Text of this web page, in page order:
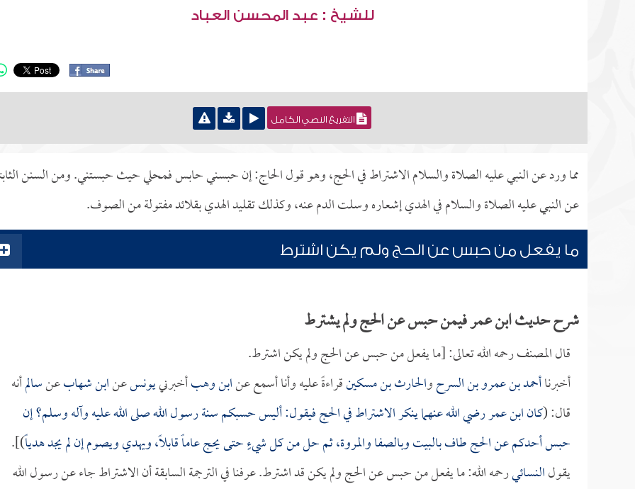
للشيخ : عبد المحسن العباد
التفريغ النصي الكامل
مما ورد عن النبي عليه الصلاة والسلام الاشتراط في الحج، وهو قول الحاج: إن حبسني حابس فمحلي حيث حبستني. ومن السنن
عن النبي عليه الصلاة والسلام في الهدي إشعاره وسلت الدم عنه، وكذلك تقليد الهدي بقلائد مفتولة من الصوف.
ما يفعل من حبس عن الحج ولم يكن اشترط
شرح حديث ابن عمر فيمن حبس عن الحج ولم يشترط
قال المصنف رحمه الله تعالى: [ما يفعل من حبس عن الحج ولم يكن اشترط.
أخبرناأحمد بن عمرو بن السرحوالحارث بن مسكينقراءةً عليه وأنا أسمع عنابن وهبأخبرنييونسعنابن شهابعنسالمأنه
قال: (كانابن عمررضي الله عنهما ينكر الاشتراط في الحج فيقول: أليس حسبكم سنة رسول الله صلى الله عليه وآله وسلم؟ إن
حبس أحدكم عن الحج طاف بالبيت وبالصفا والمروة، ثم حل من كل شيءٍ حتى يحج عاماً قابلاً، ويهدي ويصوم إن لم يجد هدياً)].
يقولالنسائيرحمه الله: ما يفعل من حبس عن الحج ولم يكن قد اشترط. عرفنا في الترجمة السابقة أن الاشتراط جاء عن رسول الله